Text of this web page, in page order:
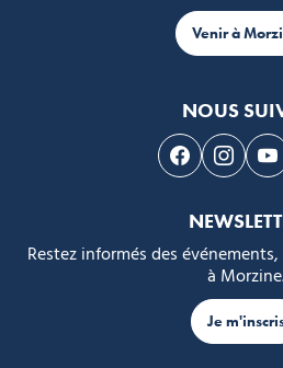
Venir à
NOUS
Suivez-nous
Restez informés des
à
Je